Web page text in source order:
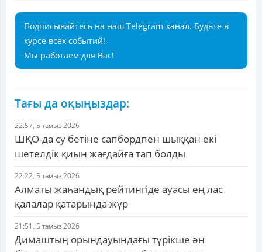
Подписывайтесь на наш Telegram-канал. Будьте в
курсе всех событий!
Мы работаем для Вас!
Тағы да оқыңыздар:
22:57, 5 тамыз 2026
ШҚО-да су бетіне сапбордпен шыққан екі
шетелдік қиын жағдайға тап болды
22:22, 5 тамыз 2026
Алматы жаһандық рейтингіде ауасы ең лас
қалалар қатарында жүр
21:51, 5 тамыз 2026
Димаштың орындауындағы түрікше ән